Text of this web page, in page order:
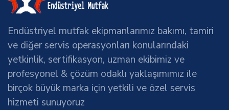
Endüstriyel mutfak ekipmanlarımız bakımı, tamiri
ve diğer servis operasyonları konularındaki
yetkinlik, sertifikasyon, uzman ekibimiz ve
profesyonel & çözüm odaklı yaklaşımımız ile
birçok büyük marka için yetkili ve özel servis
hizmeti sunuyoruz